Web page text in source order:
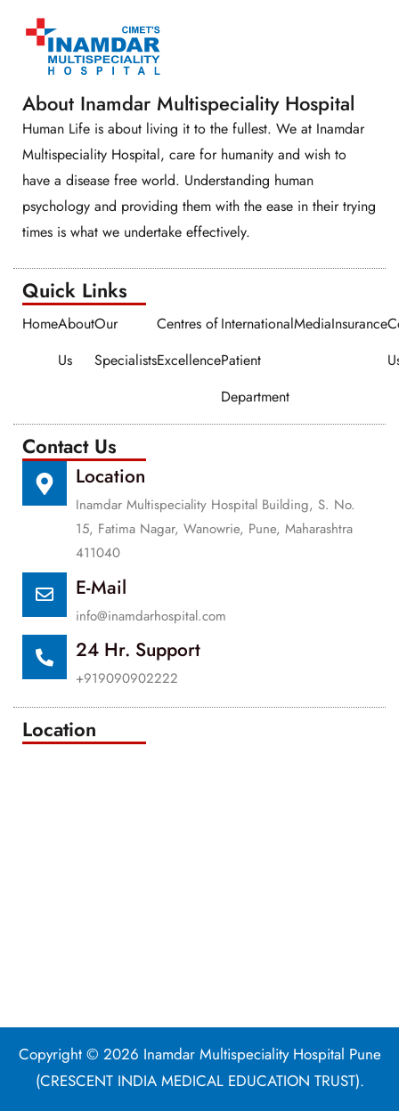
About Inamdar Multispeciality Hospital
Human Life is about living it to the fullest. We at Inamdar
Multispeciality Hospital, care for humanity and wish to
have a disease free world. Understanding human
psychology and providing them with the ease in their trying
times is what we undertake effectively.
Quick Links​​
HomeAbout
Us
Our
Specialists
Centres of
Excellence
International
Patient
Department
MediaInsurance
Contact Us
Location
Inamdar Multispeciality Hospital Building, S. No.
15, Fatima Nagar, Wanowrie, Pune, Maharashtra
411040
E-Mail
info@inamdarhospital.com
24 Hr. Support
+919090902222
Location
Copyright © 2026 Inamdar Multispeciality Hospital Pune
(CRESCENT INDIA MEDICAL EDUCATION TRUST).